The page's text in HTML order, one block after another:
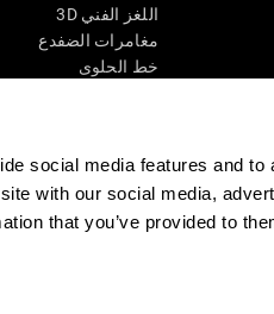
social media features and to
with our social media,
that you’ve provided to
اللغز الفني 3D
مغامرات الضفدع
خط الحلوى
اللعبة العقلية: تفجير
ألعاب الذكاء
ألعاب اون لاين من